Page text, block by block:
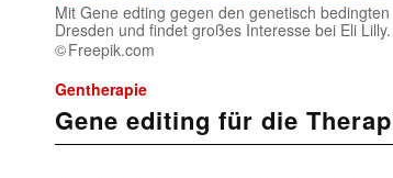
Mit Gene edting gegen den genetisch
Dresden und findet großes Interesse bei Eli Lilly.
Freepik.com
Gentherapie
Gene editing für die